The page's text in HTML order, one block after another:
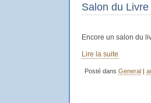
Salon du
Encore un salon du
Lire la suite
Posté dans General